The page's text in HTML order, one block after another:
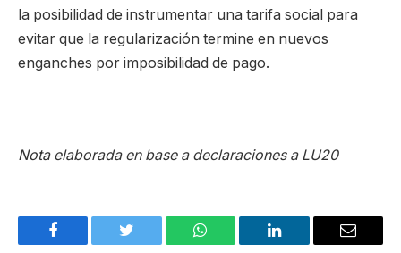
la posibilidad de instrumentar una tarifa social para
evitar que la regularización termine en nuevos
enganches por imposibilidad de pago.
Nota elaborada en base a declaraciones a LU20
Facebook Twitter WhatsApp LinkedIn Email